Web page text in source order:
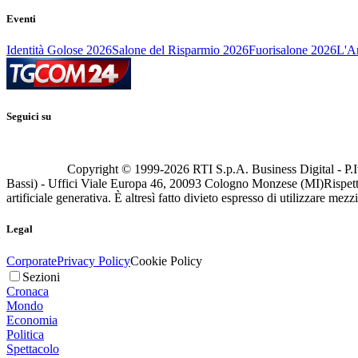
Eventi
Identità Golose 2026Salone del Risparmio 2026Fuorisalone 2026
Seguici su
Copyright © 1999-2026 RTI S.p.A. Business Digital -
Bassi) - Uffici Viale Europa 46, 20093 Cologno Monzese (MI)
artificiale generativa. È altresì fatto divieto espresso di utilizzare
Legal
CorporatePrivacy PolicyCookie Policy
Sezioni
Cronaca
Mondo
Economia
Politica
Spettacolo